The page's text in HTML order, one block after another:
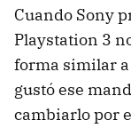
Cuando Sony
Playstation 3
forma similar a
gustó ese
cambiarlo por